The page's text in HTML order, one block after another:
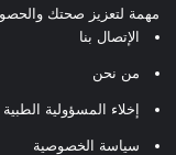
مهمة لتعزيز صحتك
الإتصال بنا
من نحن
إخلاء المسؤولية الطبية
سياسة الخصوصية